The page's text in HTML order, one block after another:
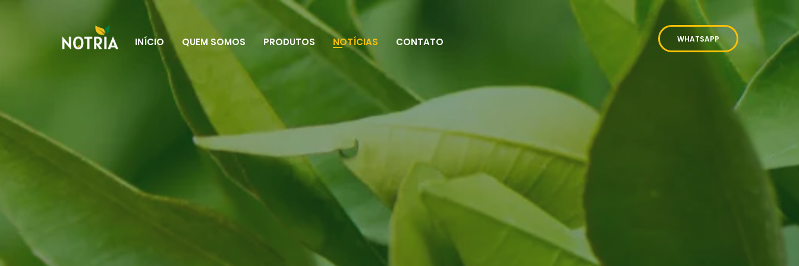
INÍCIO QUEM SOMOS PRODUTOS NOTÍCIAS CONTATO WHATSAPP